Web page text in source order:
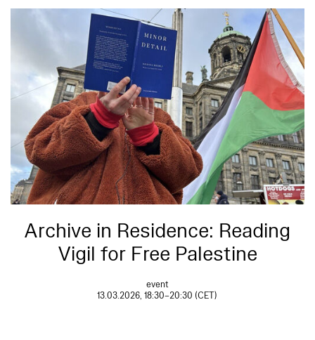
Archive in Residence: Reading
Vigil for Free Palestine
event
13.03.2026, 18:30–20:30 (CET)